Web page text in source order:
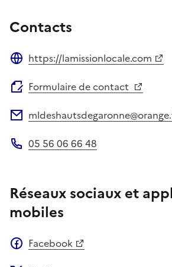
Contacts
https://lamissionlocale.com
Formulaire de contact
05 56 06 66 48
Réseaux sociaux et
mobiles
Facebook